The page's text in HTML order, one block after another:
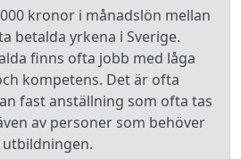
kronor i månadslön mellan
betalda yrkena i Sverige.
finns ofta jobb med låga
kompetens. Det är ofta
fast anställning som ofta tas
av personer som behöver